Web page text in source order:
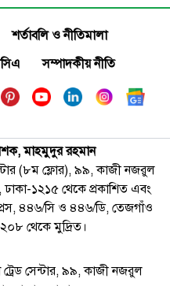
শর্তাবলি ও নীতিমালা
সম্পাদকীয় নীতি
মাহমুদুর রহমান
(৮ম ফ্লোর), ৯৯, কাজী নজরুল
ঢাকা-১২১৫ থেকে প্রকাশিত এবং
৪৪৬/সি ও ৪৪৬/ডি, তেজগাঁও
থেকে মুদ্রিত।
ট্রেড সেন্টার, ৯৯, কাজী নজরুল